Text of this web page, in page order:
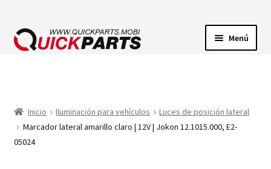
Menú
Inicio Iluminación para vehículos
Luces de posición lateral
Marcador lateral amarillo claro | 12V | Jokon 12.1015.000, E2-
05024